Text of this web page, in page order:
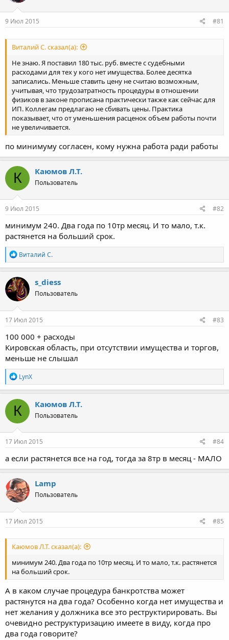
9 Июл 2015 #81
Виталий С. сказал(а):
Не знаю. Я поставил 180 тыс. руб. вместе с судебными
расходами для тех у кого нет имущества. Более десятка
записались. Меньше ставить цену не считаю возможным,
учитывая, что трудозатратность процедуры в отношении
физиков в законе прописана практически также как сейчас для
ИП. Коллегам предлагаю не сбивать цены. Практика
показывает, что от уменьшения расценок объем работы почти
не увеличивается.
по минимуму согласен, кому нужна работа ради работы
К Каюмов Л.Т.
Пользователь
9 Июл 2015 #82
минимум 240. Два года по 10тр месяц. И то мало, т.к.
растянется на больший срок.
Р
е
а
к
ц
и
и
:
Виталий С.
s_diess
Пользователь
17 Июл 2015 #83
100 000 + расходы
Кировская область, при отсутствии имущества и торгов,
меньше не слышал
Р
е
а
к
ц
и
и
:
LynX
К Каюмов Л.Т.
Пользователь
17 Июл 2015 #84
а если растянется все на год, тогда за 8тр в месяц - МАЛО
Lamp
Пользователь
17 Июл 2015 #85
Каюмов Л.Т. сказал(а):
минимум 240. Два года по 10тр месяц. И то мало, т.к. растянется
на больший срок.
А в каком случае процедура банкротства может
растянутся на два года? Особенно когда нет имущества и
нет желания у должника все это реструктирировать. Вы
очевидно реструктуризацию имеете в виду, когда про
два года говорите?